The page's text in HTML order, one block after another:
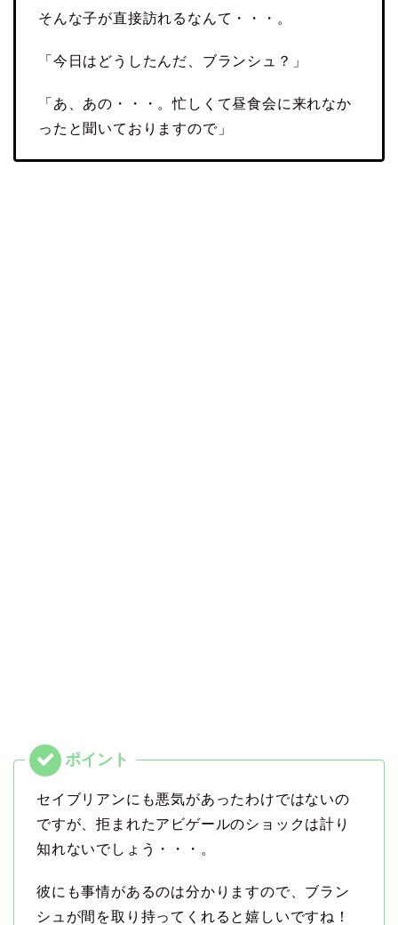
そんな子が直接訪れるなんて・・・。
「今日はどうしたんだ、ブランシュ？」
「あ、あの・・・。忙しくて昼食会に来れなか
ったと聞いておりますので」
セイブリアンにも悪気があったわけではないの
ですが、拒まれたアビゲールのショックは計り
知れないでしょう・・・。
彼にも事情があるのは分かりますので、ブラン
シュが間を取り持ってくれると嬉しいですね！